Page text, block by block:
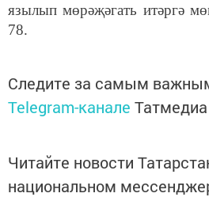
язылып мөрәҗәгать итәргә
78.
Следите за самым
Telegram-канале Татмедиа
Читайте новости
национальном